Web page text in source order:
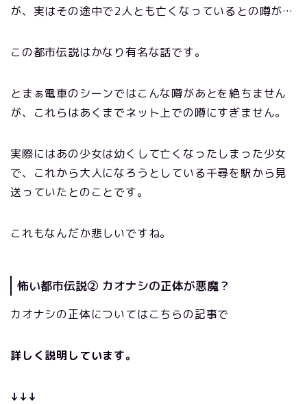
が、実はその途中で2人とも亡くなっているとの噂が…
この都市伝説はかなり有名な話です。
とまぁ電車のシーンではこんな噂があとを絶ちません
が、これらはあくまでネット上での噂にすぎません。
実際にはあの少女は幼くして亡くなったしまった少女
で、これから大人になろうとしている千尋を駅から見
送っていたとのことです。
これもなんだか悲しいですね。
怖い都市伝説② カオナシの正体が悪魔？
カオナシの正体についてはこちらの記事で
詳しく説明しています。
↓↓↓